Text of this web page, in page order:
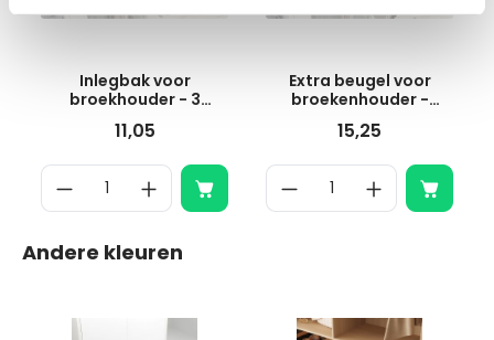
Inlegbak voor
broekhouder - 3
vakken - zilvergrijs
11,05
Extra beugel voor
broekenhouder -
zilvergrijs
15,25
Andere kleuren